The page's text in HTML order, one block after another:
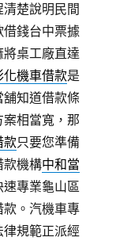
楚說明民間
錢台中票據
將桌工廠直達
化機車借款是
知道借款條
相當寬，那
款只要您準備
款機構中和當
專業龜山區
。汽機車專
律規範正派經